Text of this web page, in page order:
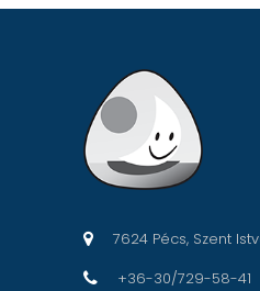
7624 Pécs, Szent
+36-30/729-58-41